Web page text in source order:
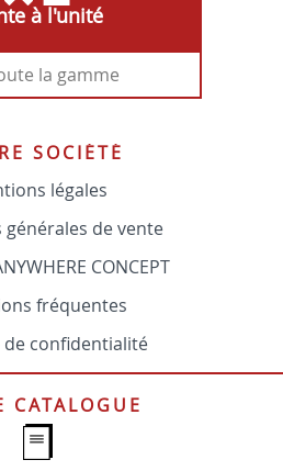
à l'unité
la gamme
SOCIÉTÉ
légales
de vente
CONCEPT
fréquentes
confidentialité
CATALOGUE